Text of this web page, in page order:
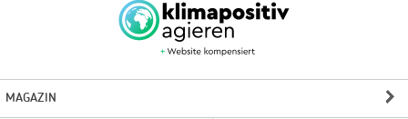
MAGAZIN